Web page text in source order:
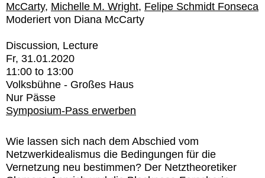
McCarty Michelle M. Wright Felipe Schmidt Fonseca
Moderiert von Diana McCarty
Discussion Lecture
Fr, 31.01.2020
11:00 to 13:00
Volksbühne - Großes Haus
Nur Pässe
Symposium-Pass erwerben
Wie lassen sich nach dem Abschied vom
Netzwerkidealismus die Bedingungen für die
Vernetzung neu bestimmen? Der Netztheoretiker